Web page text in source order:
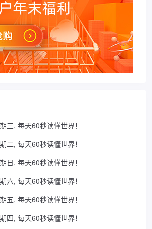
三, 每天60秒读懂世界！
二, 每天60秒读懂世界！
日, 每天60秒读懂世界！
六, 每天60秒读懂世界！
五, 每天60秒读懂世界！
四, 每天60秒读懂世界！